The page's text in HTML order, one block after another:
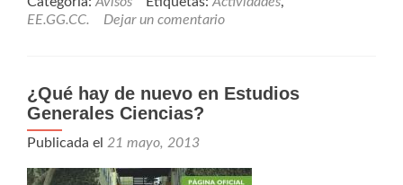
EE.GG.CC.
Dejar un comentario
¿Qué hay de nuevo en Estudios
Generales Ciencias?
Publicada el 21 mayo, 2013